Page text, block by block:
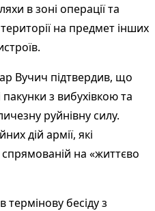
в зоні операції та
на предмет інших
Вучич підтвердив, що
з вибухівкою та
руйнівну силу.
дій армії, які
спрямованій на «життєво
бесіду з